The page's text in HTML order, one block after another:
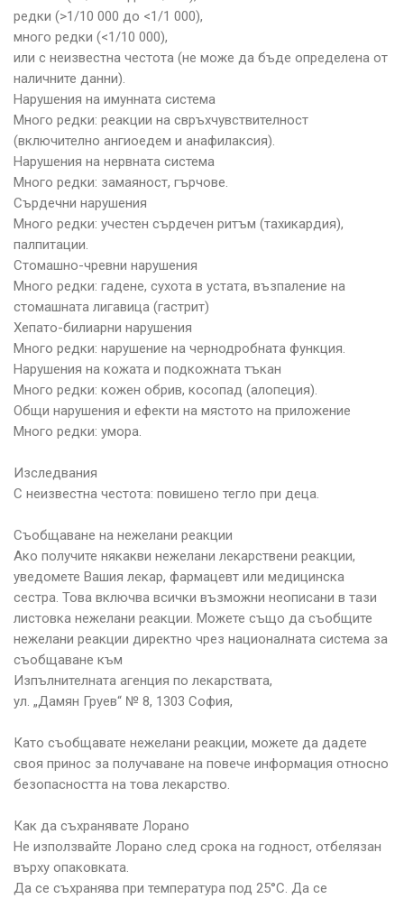
редки (>1/10 000 до <1/1 000),
много редки (<1/10 000),
или с неизвестна честота (не може да бъде определена от
наличните данни).
Нарушения на имунната система
Много редки: реакции на свръхчувствителност
(включително ангиоедем и анафилаксия).
Нарушения на нервната система
Много редки: замаяност, гърчове.
Сърдечни нарушения
Много редки: учестен сърдечен ритъм (тахикардия),
палпитации.
Стомашно-чревни нарушения
Много редки: гадене, сухота в устата, възпаление на
стомашната лигавица (гастрит)
Хепато-билиарни нарушения
Много редки: нарушение на чернодробната функция.
Нарушения на кожата и подкожната тъкан
Много редки: кожен обрив, косопад (алопеция).
Общи нарушения и ефекти на мястото на приложение
Много редки: умора.
Изследвания
С неизвестна честота: повишено тегло при деца.
Съобщаване на нежелани реакции
Ако получите някакви нежелани лекарствени реакции,
уведомете Вашия лекар, фармацевт или медицинска
сестра. Това включва всички възможни неописани в тази
листовка нежелани реакции. Можете също да съобщите
нежелани реакции директно чрез националната система за
съобщаване към
Изпълнителната агенция по лекарствата,
ул. „Дамян Груев“ № 8, 1303 София,
Като съобщавате нежелани реакции, можете да дадете
своя принос за получаване на повече информация относно
безопасността на това лекарство.
Как да съхранявате Лорано
Не използвайте Лорано след срока на годност, отбелязан
върху опаковката.
Да се съхранява при температура под 25°С. Да се